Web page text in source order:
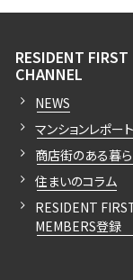
ペット可
ブランドマンシ
RESIDENT FIRST
CHANNEL
NEWS
マンションレポート
商店街のある暮
住まいのコラム
RESIDENT
MEMBERS登録